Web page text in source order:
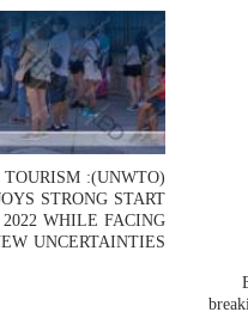
(UNWTO): TOURISM
ENJOYS STRONG START
TO 2022 WHILE FACING
NEW UNCERTAINTIES